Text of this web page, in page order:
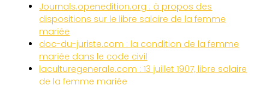
Journals.openedition.org : à propos des
dispositions sur le libre salaire de la femme
mariée
doc-du-juriste.com : la condition de la femme
mariée dans le code civil
laculturegenerale.com : 13 juillet 1907, libre salaire
de la femme mariée